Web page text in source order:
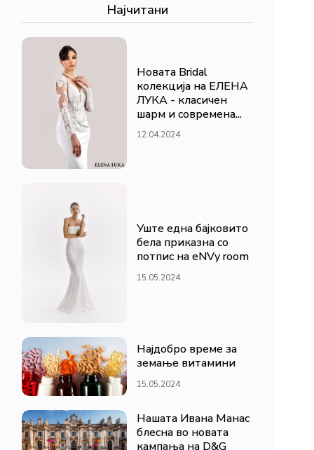
Најчитани
Новата Bridal
колекција на ЕЛЕНА
ЛУКА - класичен
шарм и современа...
12.04.2024
Уште една бајковито
бела приказна со
потпис на eNVy room
15.05.2024
Најдобро време за
земање витамини
15.05.2024
Нашата Ивана Манас
блесна во новата
кампања на D&G